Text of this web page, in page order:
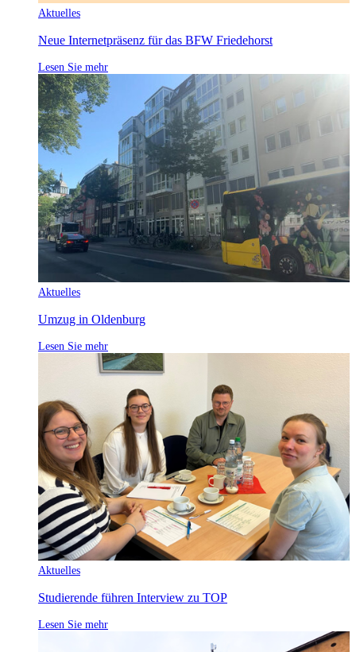
Aktuelles
Neue Internetpräsenz für das BFW Friedehorst
Lesen Sie mehr
Aktuelles
Umzug in Oldenburg
Lesen Sie mehr
Aktuelles
Studierende führen Interview zu TOP
Lesen Sie mehr